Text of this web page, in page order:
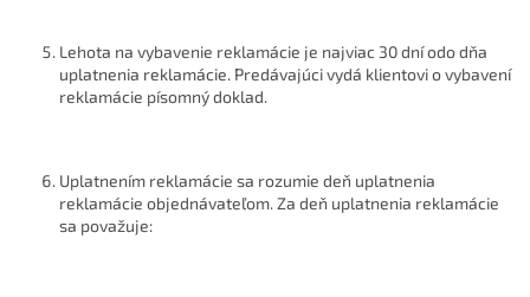
Lehota na vybavenie reklamácie je najviac 30 dní odo dňa
uplatnenia reklamácie. Predávajúci vydá klientovi o vybavení
reklamácie písomný doklad.
Uplatnením reklamácie sa rozumie deň uplatnenia
reklamácie objednávateľom. Za deň uplatnenia reklamácie
sa považuje: